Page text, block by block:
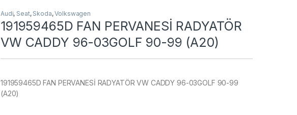
Audi, Seat, Skoda,Volkswagen
191959465D FAN PERVANESİ RADYATÖR
VW CADDY 96-03GOLF 90-99 (A20)
191959465D FAN PERVANESİ RADYATÖR VW CADDY 96-03GOLF 90-99
(A20)